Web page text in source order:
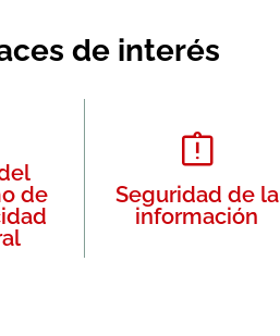
de interés
de
Seguridad de la
información